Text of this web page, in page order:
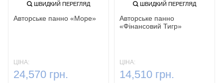
ШВИДКИЙ ПЕРЕГЛЯД
Авторське панно «‎Море»‎
ЦІНА:
24,570 грн.
ШВИДКИЙ ПЕРЕГЛЯД
Авторське панно
«‎Фінансовий Тигр»‎
ЦІНА:
14,510 грн.